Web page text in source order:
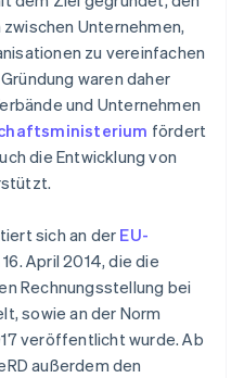
Unternehmen,
zu vereinfachen
waren daher
und Unternehmen
fördert
die Entwicklung von
sich an der EU-
April 2014, die die
Rechnungsstellung bei
sowie an der Norm
veröffentlicht wurde. Ab
außerdem den